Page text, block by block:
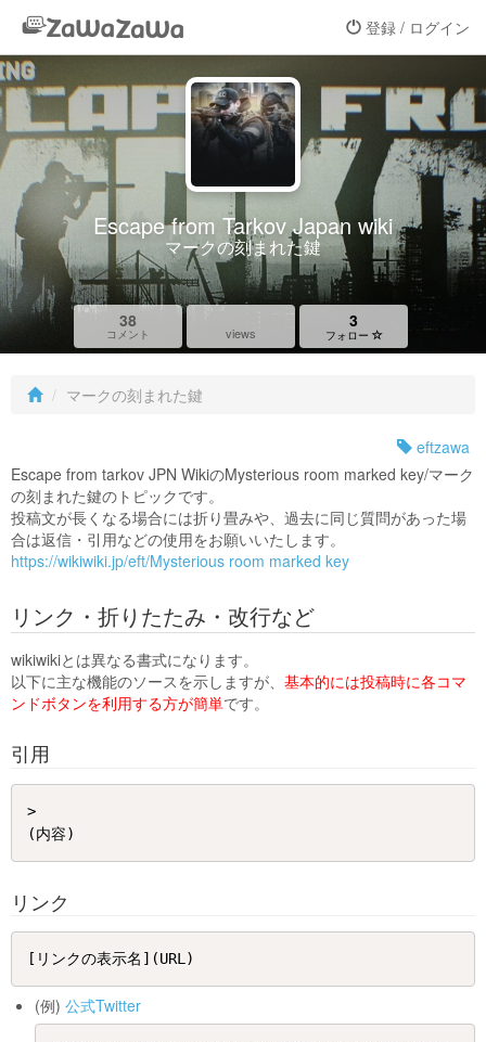
登録 / ログイン
Escape from Tarkov Japan wiki
マークの刻まれた鍵
38
コメント views
3
フォロー
マークの刻まれた鍵
eftzawa
Escape from tarkov JPN WikiのMysterious room marked key/マーク
の刻まれた鍵のトピックです。
投稿文が長くなる場合には折り畳みや、過去に同じ質問があった場
合は返信・引用などの使用をお願いいたします。
https://wikiwiki.jp/eft/Mysterious room marked key
リンク・折りたたみ・改行など
wikiwikiとは異なる書式になります。
以下に主な機能のソースを示しますが、 基本的には投稿時に各コマ
ンドボタンを利用する方が簡単です。
引用
>
リンク
(例)公式Twitter